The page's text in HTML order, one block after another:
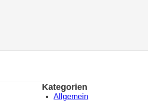
Kategorien
Allgemein